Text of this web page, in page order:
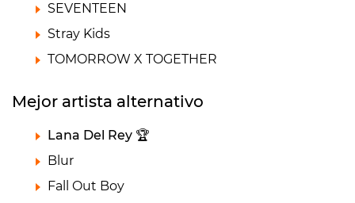
SEVENTEEN
Stray Kids
TOMORROW X TOGETHER
Mejor artista alternativo
Lana Del Rey 🏆
Blur
Fall Out Boy